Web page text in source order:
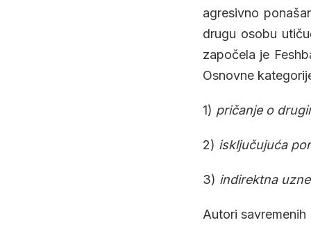
agresivno
drugu osobu
započela je
Osnovne
1) pričanje o
2) isključujuća
3) indirektna
Autori